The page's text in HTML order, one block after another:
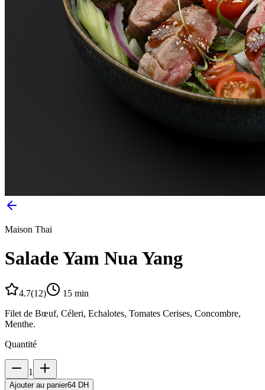
Maison Thai
Salade Yam Nua Yang
4.7(12) 15 min
Filet de Bœuf, Céleri, Echalotes, Tomates Cerises, Concombre,
Menthe.
Quantité
1
Ajouter au panier64 DH